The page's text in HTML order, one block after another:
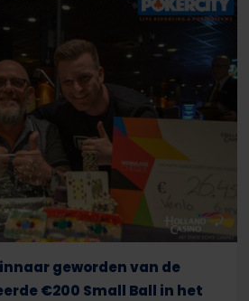
geworden van de
€200 Small Ball in het